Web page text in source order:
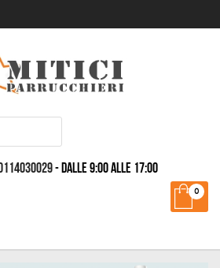
- dalle 9:00 alle 17:00
0